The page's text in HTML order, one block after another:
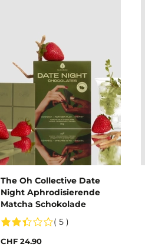
The Oh Collective Date
Night Aphrodisierende
Matcha Schokolade
( 5 )
CHF 24.90